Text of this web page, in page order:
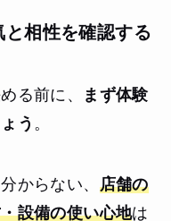
相性を確認する
る前に、
まず体験
う 。
からない、 店舗の
設備の使い心地は